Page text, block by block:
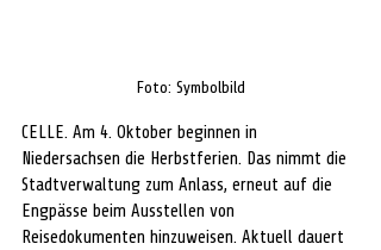
Foto: Symbolbild
CELLE. Am 4. Oktober beginnen in
Niedersachsen die Herbstferien. Das nimmt die
Stadtverwaltung zum Anlass, erneut auf die
Engpässe beim Ausstellen von
Reisedokumenten hinzuweisen. Aktuell dauert